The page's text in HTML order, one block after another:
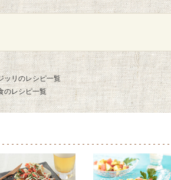
ッリのレシピ一覧
のレシピ一覧